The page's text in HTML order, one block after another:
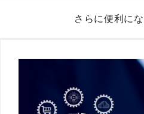
さらに便利に